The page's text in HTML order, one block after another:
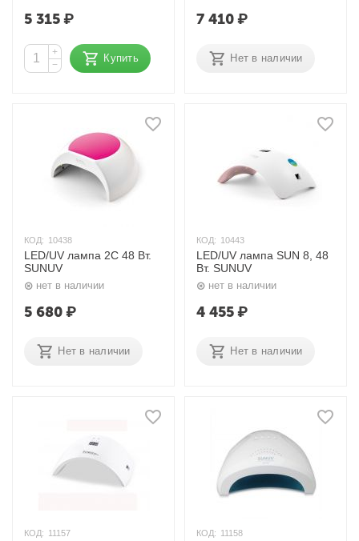
5 315₽
+
−
Купить
7 410₽
Нет в наличии
КОД: 10438
LED/UV лампа 2C 48 Вт.
SUNUV
нет в наличии
5 680₽
Нет в наличии
КОД: 10443
LED/UV лампа SUN 8, 48
Вт. SUNUV
нет в наличии
4 455₽
Нет в наличии
КОД: 11157 КОД: 11158